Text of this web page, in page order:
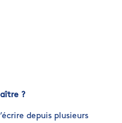
?
depuis plusieurs